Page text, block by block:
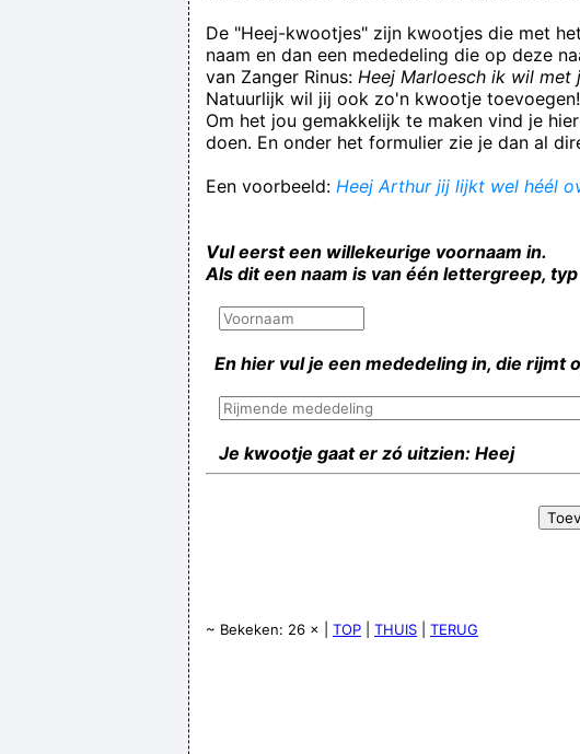
De "Heej-kwootjes" zijn kwootjes die met
naam en dan een mededeling die op deze
van Zanger Rinus: Heej Marloesch ik wil met
Natuurlijk wil jij ook zo'n kwootje toevoegen!
Om het jou gemakkelijk te maken vind je
doen. En onder het formulier zie je dan al
Een voorbeeld: Heej Arthur jij lijkt wel héél
Vul eerst een willekeurige voornaam in.
Als dit een naam is van één lettergreep,
En hier vul je een mededeling in, die rijmt
Je kwootje gaat er zó uitzien: Heej
~ Bekeken: 26 × | TOP THUIS TERUG